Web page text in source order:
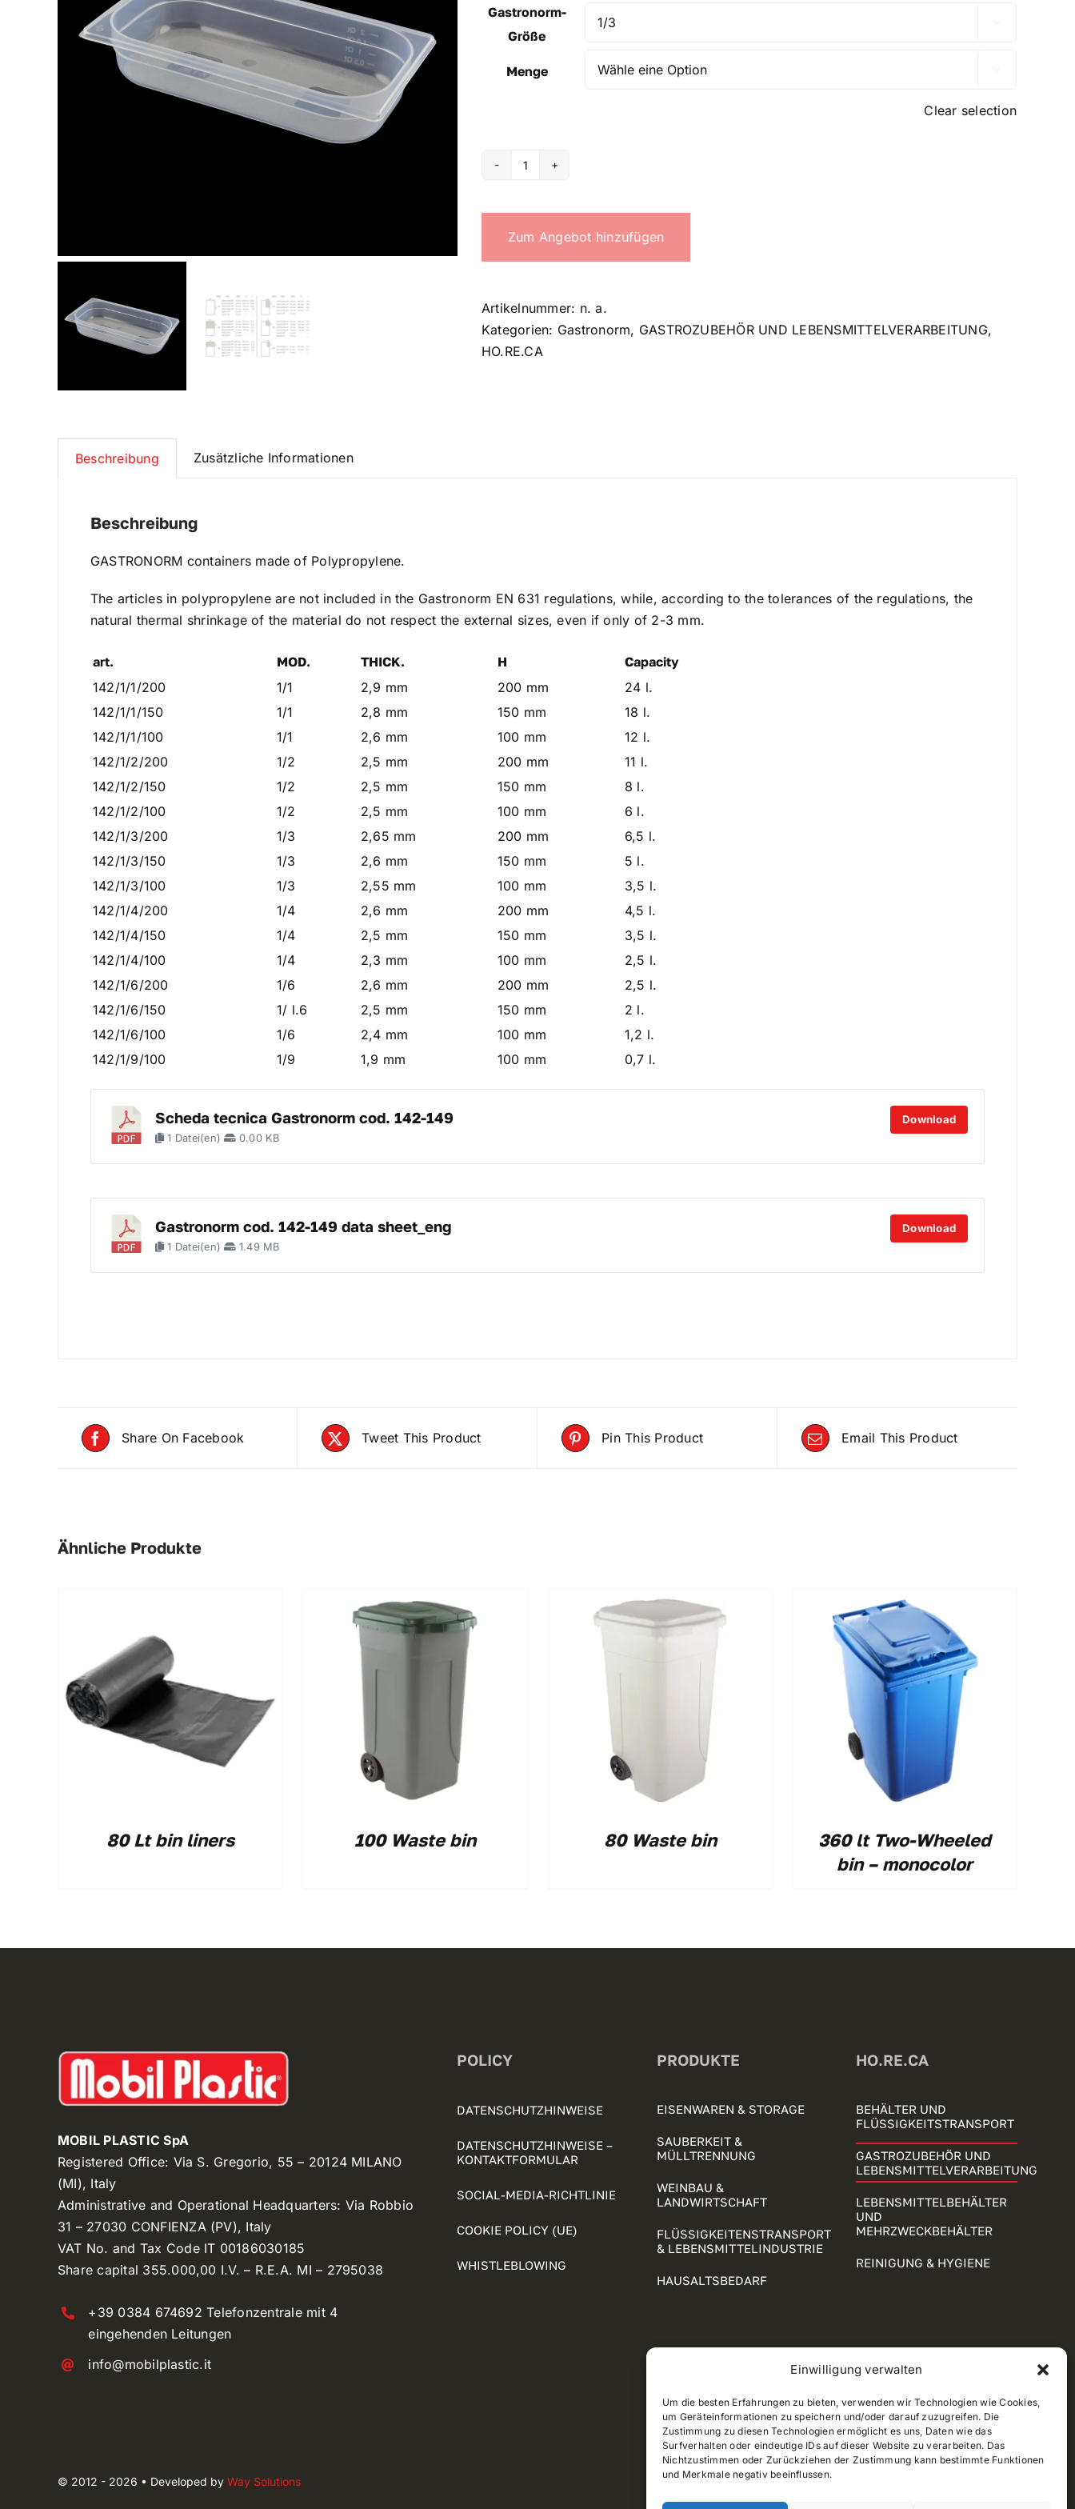
Einwilligung verwalten
Um die besten Erfahrungen zu bieten, verwenden wir Technologien wie Cookies,
um Geräteinformationen zu speichern und/oder darauf zuzugreifen. Die
Zustimmung zu diesen Technologien ermöglicht es uns, Daten wie das
Surfverhalten oder eindeutige IDs auf dieser Website zu verarbeiten. Das
Nichtzustimmen oder Zurückziehen der Zustimmung kann bestimmte Funktionen
und Merkmale negativ beeinflussen.
Gastronorm-
Größe
Menge
Clear selection
GASTRONORM
Menge
Zum Angebot hinzufügen
Artikelnummer: n. a.
Kategorien: Gastronorm, GASTROZUBEHÖR UND LEBENSMITTELVERARBEITUNG,
HO.RE.CA
Beschreibung Zusätzliche Informationen
Beschreibung
GASTRONORM containers made of Polypropylene.
The articles in polypropylene are not included in the Gastronorm EN 631 regulations, while, according to the tolerances of the regulations, the
natural thermal shrinkage of the material do not respect the external sizes, even if only of 2-3 mm.
art. MOD. THICK. H
Capacity
142/1/1/200
1/1 2,9 mm 200 mm
24 l.
142/1/1/150
1/1 2,8 mm 150 mm
18 l.
142/1/1/100
1/1 2,6 mm 100 mm
12 l.
142/1/2/200
1/2 2,5 mm 200 mm
11 l.
142/1/2/150
1/2 2,5 mm 150 mm
8 l.
142/1/2/100
1/2 2,5 mm 100 mm
6 l.
142/1/3/200
1/3 2,65 mm 200 mm
6,5 l.
142/1/3/150
1/3 2,6 mm 150 mm
5 l.
142/1/3/100
1/3 2,55 mm 100 mm
3,5 l.
142/1/4/200
1/4 2,6 mm 200 mm
4,5 l.
142/1/4/150
1/4 2,5 mm 150 mm
3,5 l.
142/1/4/100
1/4 2,3 mm 100 mm
2,5 l.
142/1/6/200
1/6 2,6 mm 200 mm
2,5 l.
142/1/6/150
1/ l.6 2,5 mm 150 mm
2 l.
142/1/6/100
1/6 2,4 mm 100 mm
1,2 l.
142/1/9/100
1/9 1,9 mm 100 mm 0,7 l.
Scheda tecnica Gastronorm cod. 142-149
1 Datei(en) 0.00 KB
Download
Gastronorm cod. 142-149 data sheet_eng
1 Datei(en) 1.49 MB
Download
Share On Facebook Tweet This Product Pin This Product Email This Product
Ähnliche Produkte
80 Lt bin liners 100 Waste bin 80 Waste bin
360 lt Two-Wheeled
bin – monocolor
MOBIL PLASTIC SpA
Registered Office: Via S. Gregorio, 55 – 20124 MILANO
(MI), Italy
Administrative and Operational Headquarters: Via Robbio
31 – 27030 CONFIENZA (PV), Italy
VAT No. and Tax Code IT 00186030185
Share capital 355.000,00 I.V. – R.E.A. MI – 2795038
+39 0384 674692 Telefonzentrale mit 4
eingehenden Leitungen
info@mobilplastic.it
POLICY
DATENSCHUTZHINWEISE
DATENSCHUTZHINWEISE –
KONTAKTFORMULAR
SOCIAL-MEDIA-RICHTLINIE
COOKIE POLICY (UE)
WHISTLEBLOWING
PRODUKTE
EISENWAREN & STORAGE
SAUBERKEIT &
MÜLLTRENNUNG
WEINBAU &
LANDWIRTSCHAFT
FLÜSSIGKEITENSTRANSPORT
& LEBENSMITTELINDUSTRIE
HAUSALTSBEDARF
HO.RE.CA
BEHÄLTER UND
FLÜSSIGKEITSTRANSPORT
GASTROZUBEHÖR UND
LEBENSMITTELVERARBEITUNG
LEBENSMITTELBEHÄLTER
UND
MEHRZWECKBEHÄLTER
REINIGUNG & HYGIENE
© 2012 - 2026 • Developed by Way Solutions